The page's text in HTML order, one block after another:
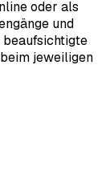
oder als
und
jeweiligen